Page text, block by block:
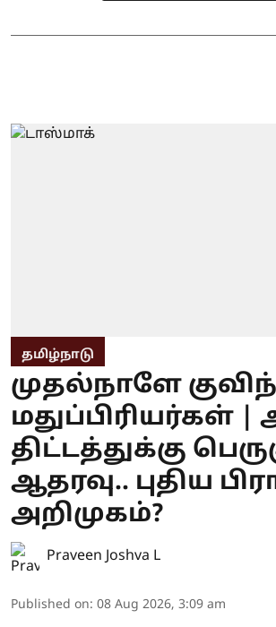
தமிழ்நாடு
முதல்நாளே
மதுப்பிரியர்கள் |
திட்டத்துக்கு
ஆதரவு.. புதிய
அறிமுகம்?
Praveen Joshva L
Published on: 08 Aug 2026, 3:09 am